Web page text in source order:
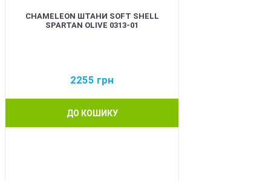
CHAMELEON ШТАНИ SOFT SHELL
SPARTAN OLIVE 0313-01
2255 грн
ДО КОШИКУ